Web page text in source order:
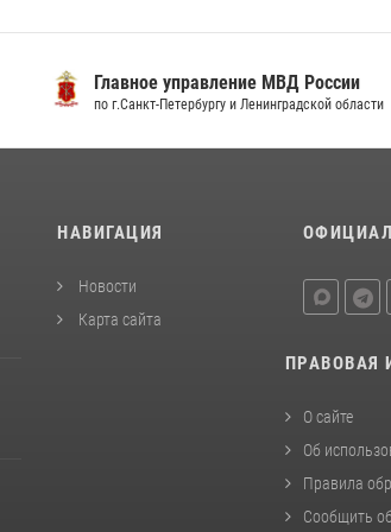
Главное управление МВД России
по г.Санкт-Петербургу и Ленинградской области
НАВИГАЦИЯ
Новости
Карта сайта
ПРАВОВАЯ
О сайте
Об
Правила
Сообщить